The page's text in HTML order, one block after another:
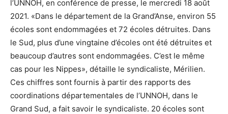
l’UNNOH, en conférence de presse, le mercredi 18 août
2021. «Dans le département de la Grand’Anse, environ 55
écoles sont endommagées et 72 écoles détruites. Dans
le Sud, plus d’une vingtaine d’écoles ont été détruites et
beaucoup d’autres sont endommagées. C’est le même
cas pour les Nippes», détaille le syndicaliste, Mérilien.
Ces chiffres sont fournis à partir des rapports des
coordinations départementales de l’UNNOH, dans le
Grand Sud, a fait savoir le syndicaliste. 20 écoles sont